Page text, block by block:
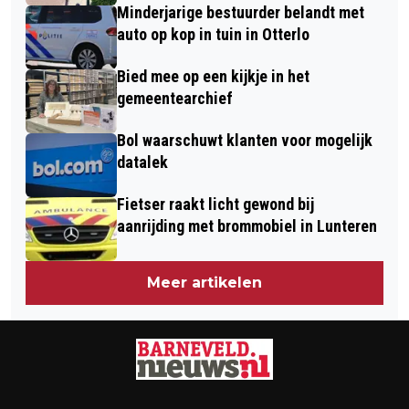
Minderjarige bestuurder belandt met
auto op kop in tuin in Otterlo
Bied mee op een kijkje in het
gemeentearchief
Bol waarschuwt klanten voor mogelijk
datalek
Fietser raakt licht gewond bij
aanrijding met brommobiel in Lunteren
Meer artikelen